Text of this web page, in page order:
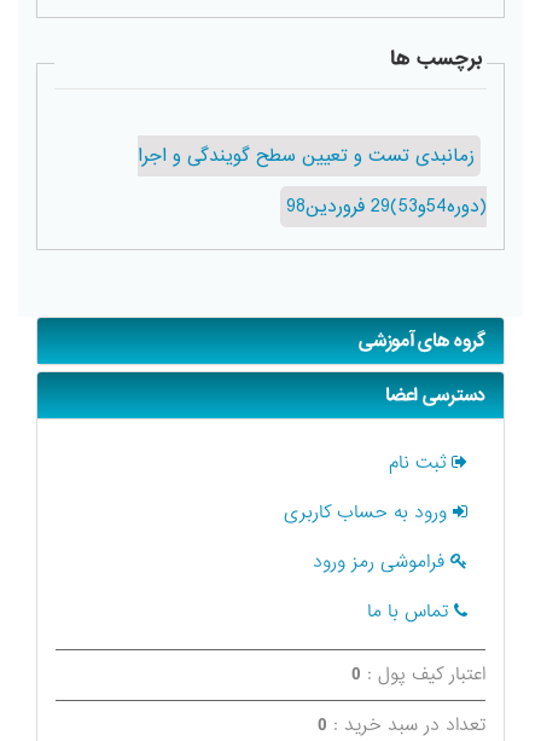
برچسب ها
زمانبدی تست و تعیین سطح گویندگی و اجرا
(دوره54و53)29 فروردین98
گروه های آموزشی
دسترسی اعضا
ثبت نام
ورود به حساب کاربری
فراموشی رمز ورود
تماس با ما
اعتبار کیف پول : 0
تعداد در سبد خرید : 0